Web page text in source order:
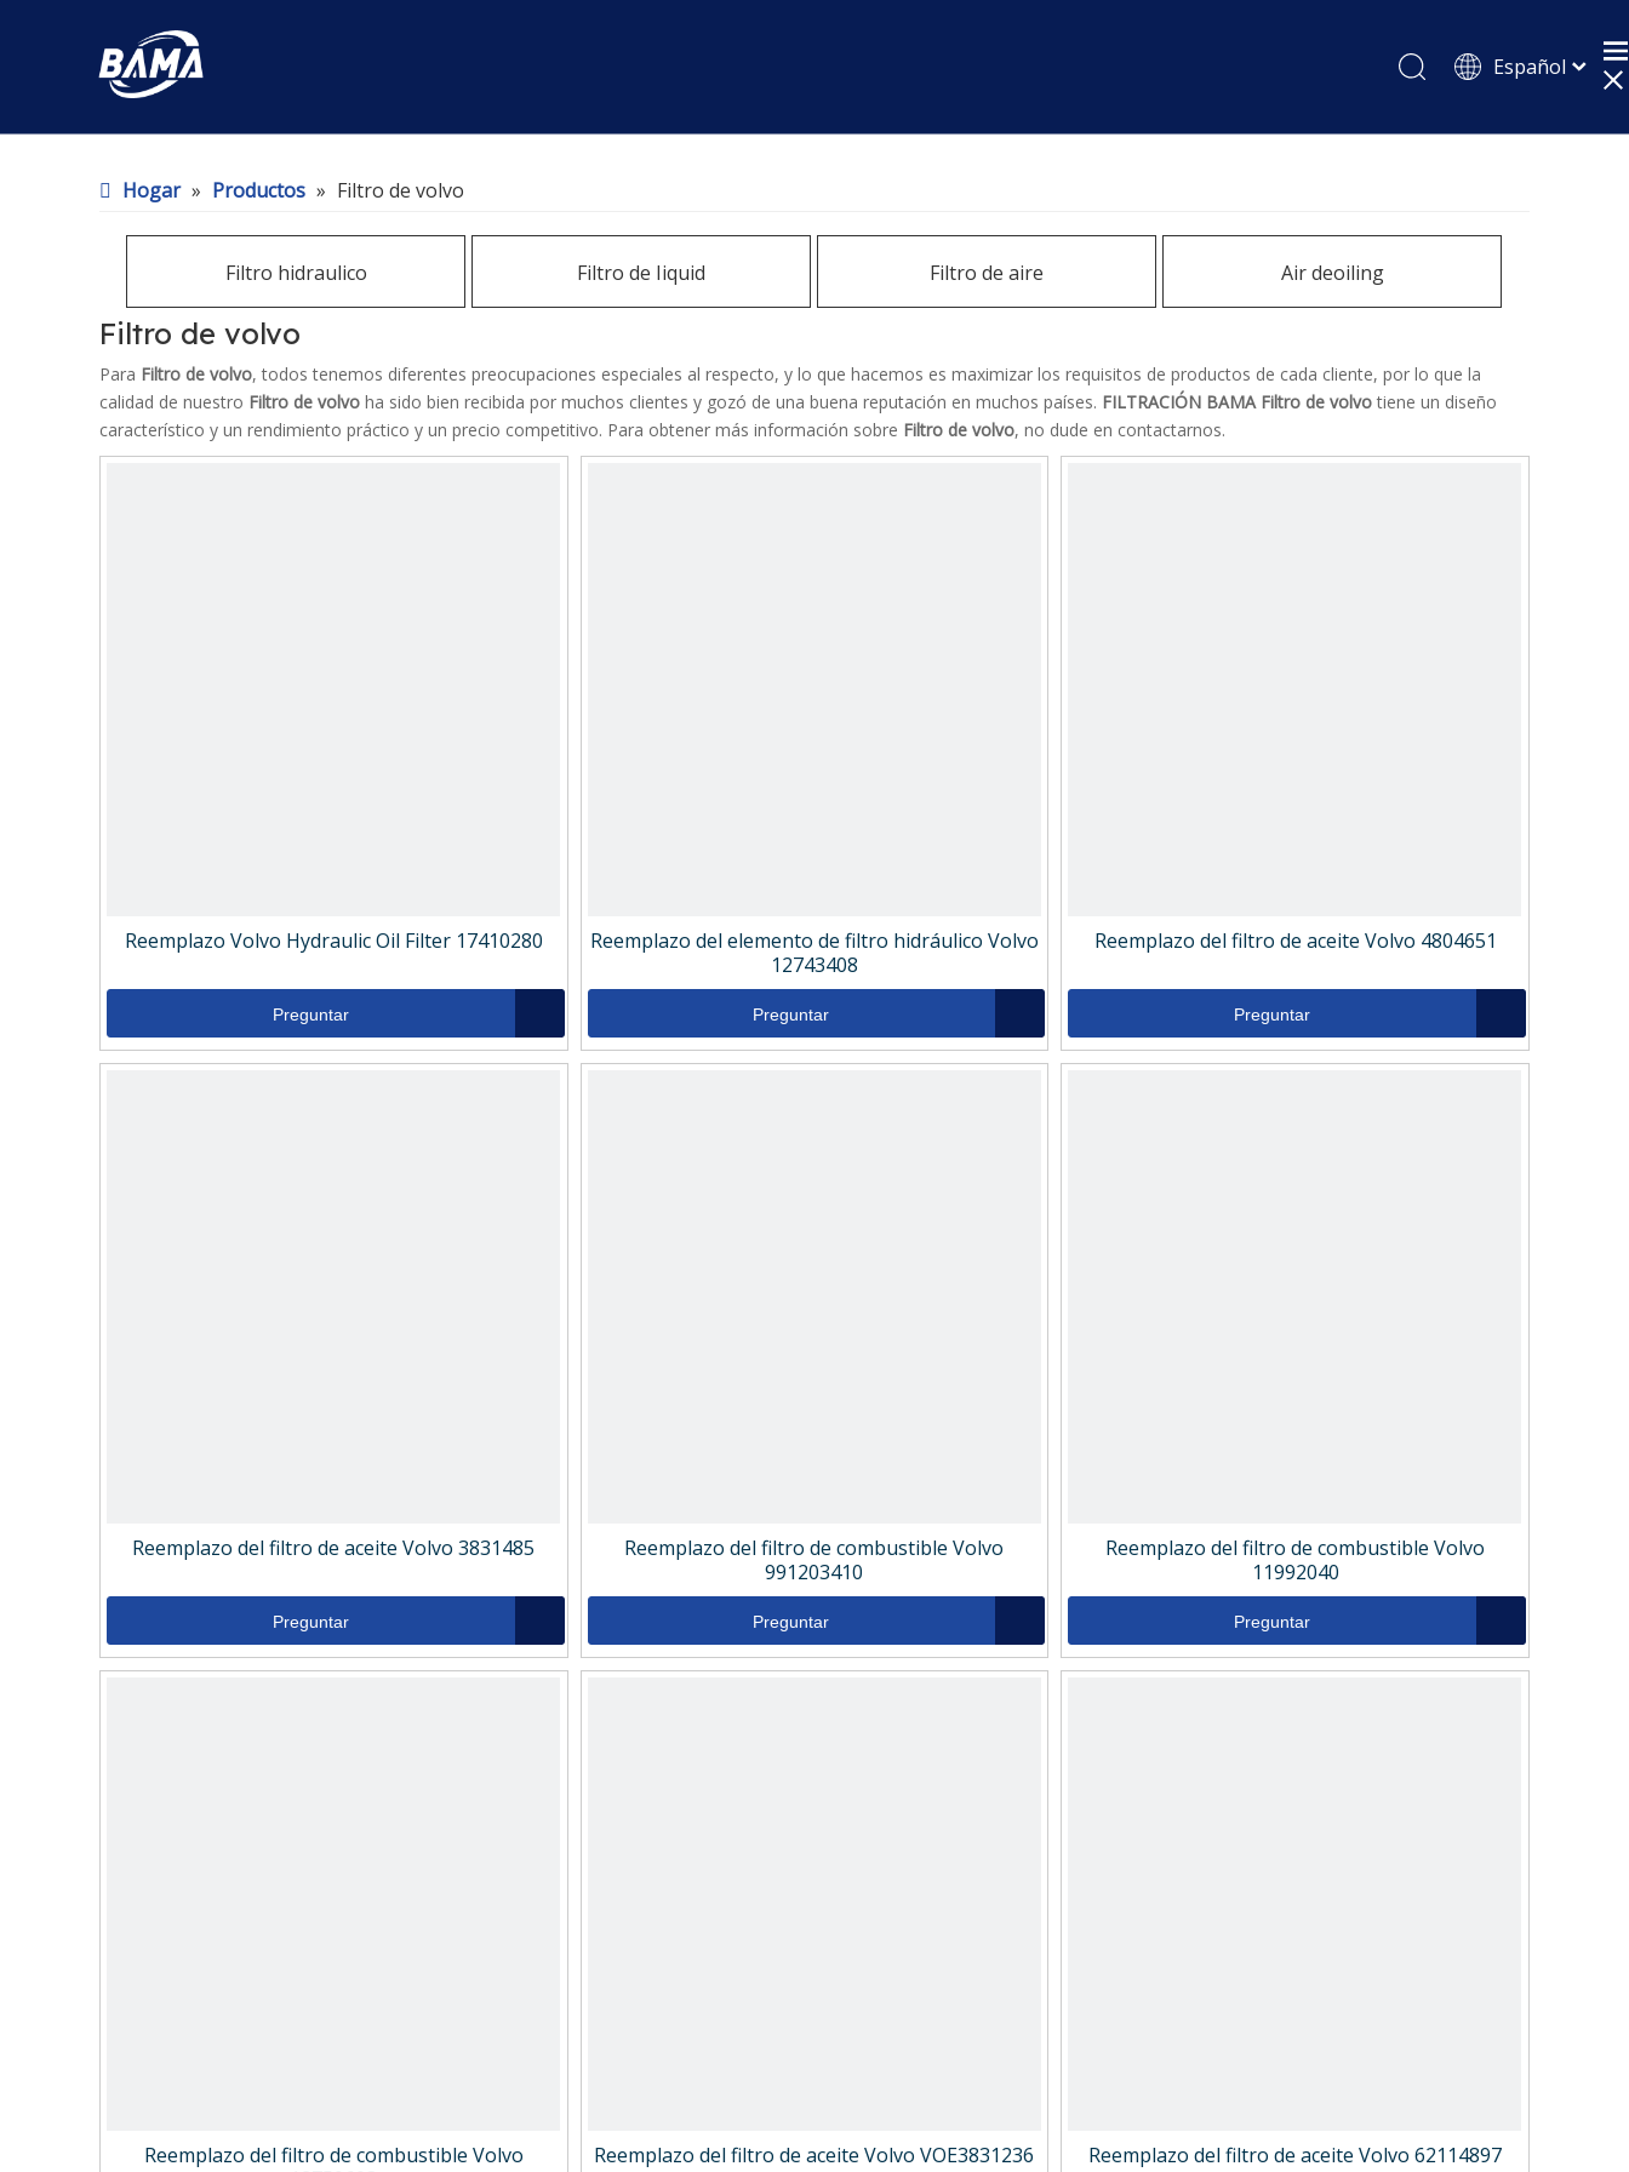
Español
Pусский
Hogar » Productos » Filtro de volvo
Filtro hidraulico Filtro de Iiquid Filtro de aire Air deoiling
Filtro de volvo
Para Filtro de volvo, todos tenemos diferentes preocupaciones especiales al respecto, y lo que hacemos es maximizar los requisitos de productos de cada cliente, por lo que la
calidad de nuestro Filtro de volvo ha sido bien recibida por muchos clientes y gozó de una buena reputación en muchos países. FILTRACIÓN BAMA Filtro de volvotiene un diseño
característico y un rendimiento práctico y un precio competitivo. Para obtener más información sobre Filtro de volvo, no dude en contactarnos.
Reemplazo Volvo Hydraulic Oil Filter 17410280
Preguntar
Reemplazo del elemento de filtro hidráulico Volvo
12743408
Preguntar
Reemplazo del filtro de aceite Volvo 4804651
Preguntar
Reemplazo del filtro de aceite Volvo 3831485
Preguntar
Reemplazo del filtro de combustible Volvo
991203410
Preguntar
Reemplazo del filtro de combustible Volvo
11992040
Preguntar
Reemplazo del filtro de combustible Volvo
Reemplazo del filtro de aceite Volvo VOE3831236 Reemplazo del filtro de aceite Volvo 62114897